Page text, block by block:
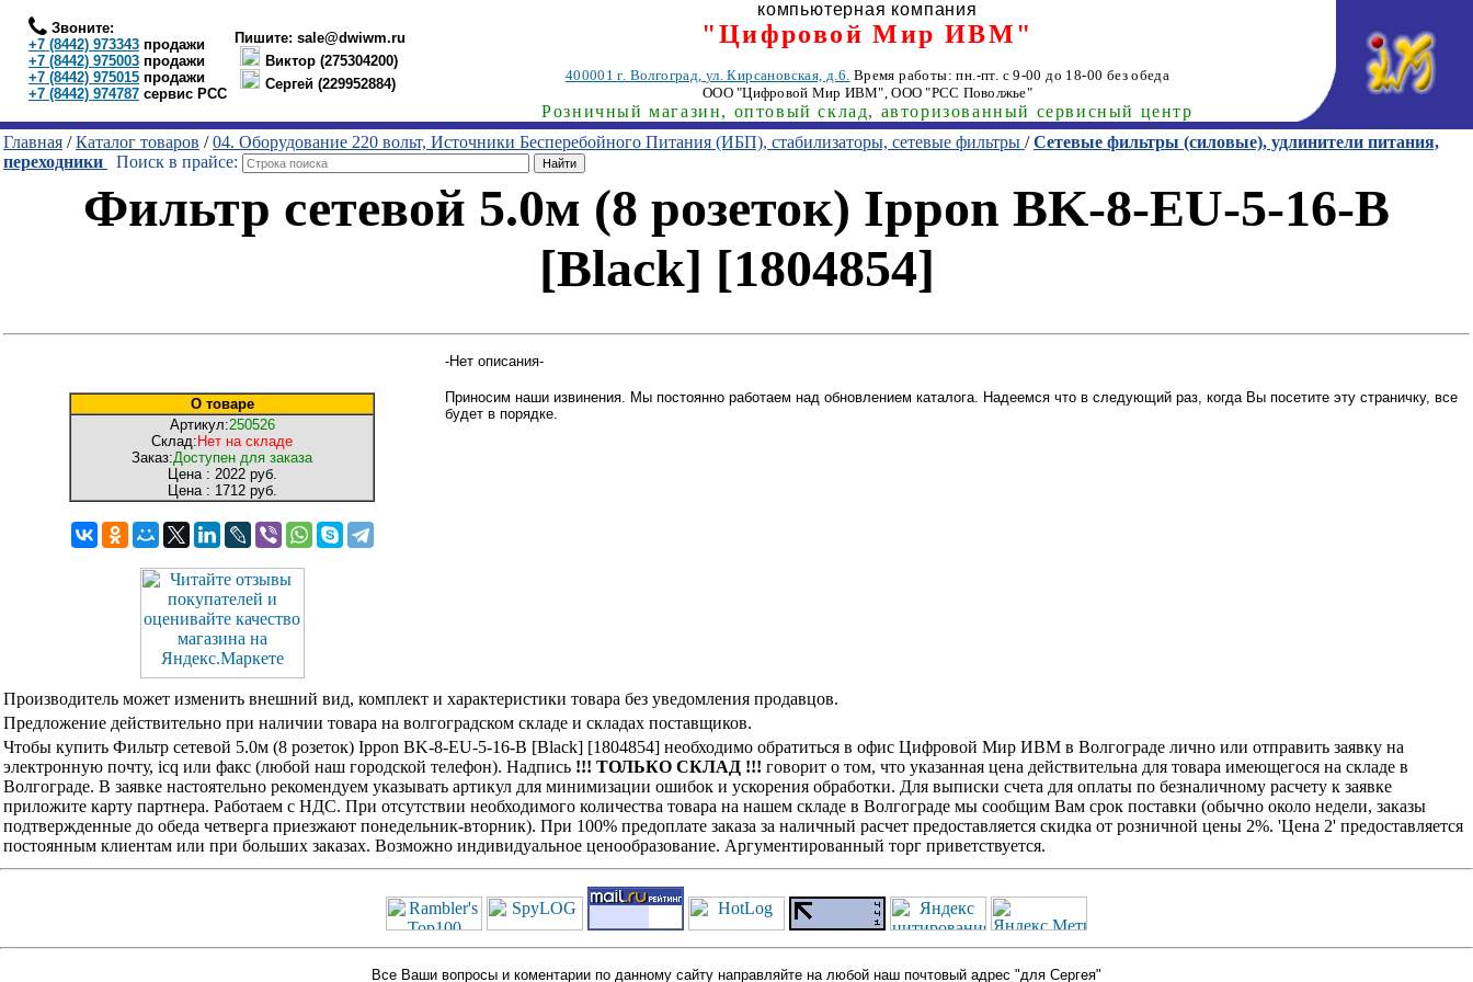
Звоните:
+7 (8442) 973343 продажи
+7 (8442) 975003 продажи
+7 (8442) 975015 продажи
+7 (8442) 974787 сервис РСС
Пишите: sale@dwiwm.ru
Виктор (275304200)
Сергей (229952884)
компьютерная компания
"Цифровой Мир ИВМ"
400001г. Волгоград, ул. Кирсановская, д.6. Время работы: пн.-пт. с 9-00 до 18-00 без обеда
ООО "Цифровой Мир ИВМ", ООО "РСС Поволжье"
Розничный магазин, оптовый склад, авторизованный сервисный центр
Главная /Каталог товаров /04. Оборудование 220 вольт, Источники Бесперебойного Питания (ИБП), стабилизаторы, сетевые фильтры /Сетевые фильтры (силовые), удлинители питания,
переходники
Поиск в прайсе:
Фильтр сетевой 5.0м (8 розеток) Ippon BK-8-EU-5-16-B
[Black] [1804854]
О товаре
Артикул:250526
Склад: Нет на складе
Заказ:Доступен для заказа
Цена : 2022 руб.
Цена : 1712 руб.
-Нет описания-
Приносим наши извинения. Мы постоянно работаем над обновлением каталога. Надеемся что в следующий раз, когда Вы посетите эту страничку, все
будет в порядке.
Производитель может изменить внешний вид, комплект и характеристики товара без уведомления продавцов.
Предложение действительно при наличии товара на волгоградском складе и складах поставщиков.
Чтобы купить Фильтр сетевой 5.0м (8 розеток) Ippon BK-8-EU-5-16-B [Black] [1804854] необходимо обратиться в офис Цифровой Мир ИВМ в Волгограде лично или отправить заявку на
электронную почту, icq или факс (любой наш городской телефон). Надпись !!! ТОЛЬКО СКЛАД !!! говорит о том, что указанная цена действительна для товара имеющегося на складе в
Волгограде. В заявке настоятельно рекомендуем указывать артикул для минимизации ошибок и ускорения обработки. Для выписки счета для оплаты по безналичному расчету к заявке
приложите карту партнера. Работаем с НДС. При отсутствии необходимого количества товара на нашем складе в Волгограде мы сообщим Вам срок поставки (обычно около недели, заказы
подтвержденные до обеда четверга приезжают понедельник-вторник). При 100% предоплате заказа за наличный расчет предоставляется скидка от розничной цены 2%. 'Цена 2' предоставляется
постоянным клиентам или при больших заказах. Возможно индивидуальное ценообразование. Аргументированный торг приветствуется.
Все Ваши вопросы и коментарии по данному сайту направляйте на любой наш почтовый адрес "для Сергея"